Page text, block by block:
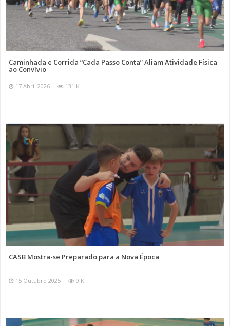
Caminhada e Corrida “Cada Passo Conta” Aliam Atividade Física
ao Convívio
17 Abril 2026 131 K
CASB Mostra-se Preparado para a Nova Época
15 Outubro 2025 9 K